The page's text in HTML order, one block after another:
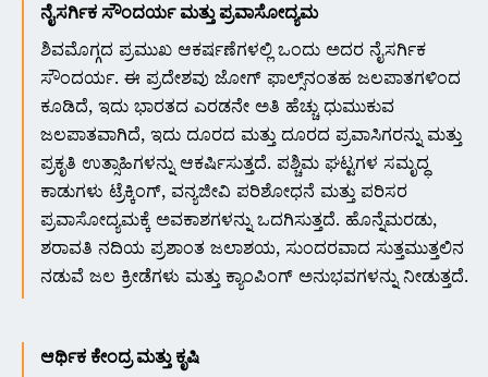
ನೈಸರ್ಗಿಕ ಸೌಂದರ್ಯ ಮತ್ತು ಪ್ರವಾಸೋದ್ಯಮ
ಶಿವಮೊಗ್ಗದ ಪ್ರಮುಖ ಆಕರ್ಷಣೆಗಳಲ್ಲಿ ಒಂದು ಅದರ ನೈಸರ್ಗಿಕ
ಸೌಂದರ್ಯ. ಈ ಪ್ರದೇಶವು ಜೋಗ್ ಫಾಲ್ಸ್‌ನಂತಹ ಜಲಪಾತಗಳಿಂದ
ಕೂಡಿದೆ, ಇದು ಭಾರತದ ಎರಡನೇ ಅತಿ ಹೆಚ್ಚು ಧುಮುಕುವ
ಜಲಪಾತವಾಗಿದೆ, ಇದು ದೂರದ ಮತ್ತು ದೂರದ ಪ್ರವಾಸಿಗರನ್ನು ಮತ್ತು
ಪ್ರಕೃತಿ ಉತ್ಸಾಹಿಗಳನ್ನು ಆಕರ್ಷಿಸುತ್ತದೆ. ಪಶ್ಚಿಮ ಘಟ್ಟಗಳ ಸಮೃದ್ಧ
ಕಾಡುಗಳು ಟ್ರೆಕ್ಕಿಂಗ್, ವನ್ಯಜೀವಿ ಪರಿಶೋಧನೆ ಮತ್ತು ಪರಿಸರ
ಪ್ರವಾಸೋದ್ಯಮಕ್ಕೆ ಅವಕಾಶಗಳನ್ನು ಒದಗಿಸುತ್ತದೆ. ಹೊನ್ನೆಮರಡು,
ಶರಾವತಿ ನದಿಯ ಪ್ರಶಾಂತ ಜಲಾಶಯ, ಸುಂದರವಾದ ಸುತ್ತಮುತ್ತಲಿನ
ನಡುವೆ ಜಲ ಕ್ರೀಡೆಗಳು ಮತ್ತು ಕ್ಯಾಂಪಿಂಗ್ ಅನುಭವಗಳನ್ನು ನೀಡುತ್ತದೆ.
ಆರ್ಥಿಕ ಕೇಂದ್ರ ಮತ್ತು ಕೃಷಿ